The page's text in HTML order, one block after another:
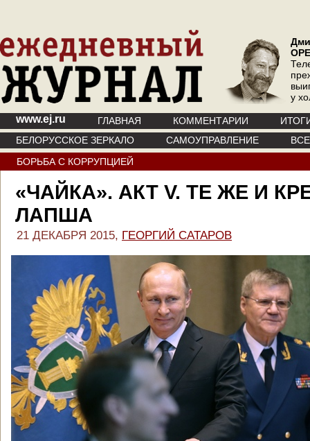
у
www.ej.ru ГЛАВНАЯ КОММЕНТАРИИ
БЕЛОРУССКОЕ ЗЕРКАЛО
САМОУПРАВЛЕНИЕ
БОРЬБА С КОРРУПЦИЕЙ
«ЧАЙКА». АКТ V. ТЕ ЖЕ И
ЛАПША
21 ДЕКАБРЯ 2015, ГЕОРГИЙ САТАРОВ